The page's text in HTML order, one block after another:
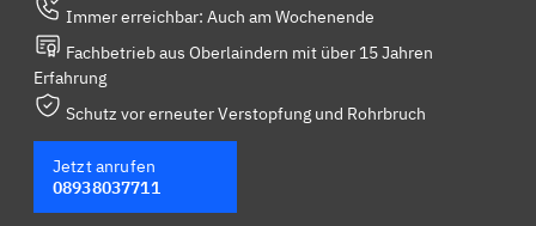
Immer erreichbar: Auch am Wochenende
Fachbetrieb aus Oberlaindern mit über 15 Jahren
Erfahrung
Schutz vor erneuter Verstopfung und Rohrbruch
Jetzt anrufen
08938037711